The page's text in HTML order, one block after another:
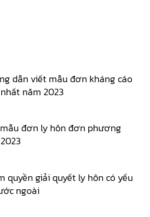
dẫn viết mẫu đơn kháng cáo
năm 2023
đơn ly hôn đơn phương
quyền giải quyết ly hôn có yếu
ngoài